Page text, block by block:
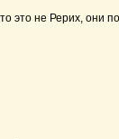
не Рерих, они